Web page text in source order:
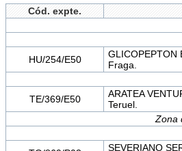
Cód. expte.
HU/254/E50
GLICOPEPTON
Fraga.
TE/369/E50
ARATEA
Teruel.
Zona
SEVERIANO